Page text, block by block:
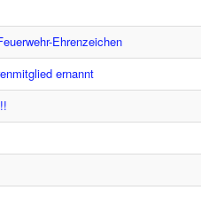
Ehrenzeichen
ernannt